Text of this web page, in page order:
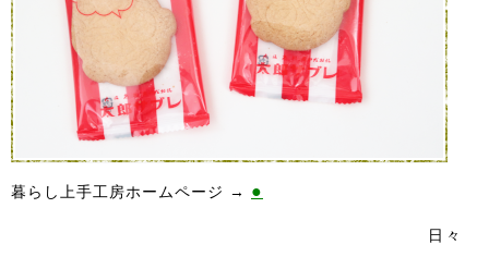
暮らし上手工房ホームページ → ●
日々